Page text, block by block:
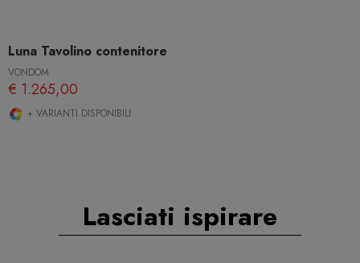
Luna Tavolino contenitore
VONDOM
€ 1.265,00
+ VARIANTI DISPONIBILI
Lasciati ispirare